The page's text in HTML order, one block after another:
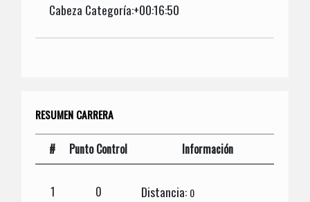
Cabeza Categoría:+00:16:50
RESUMEN CARRERA
# Punto Control Información
1 0 Distancia: 0